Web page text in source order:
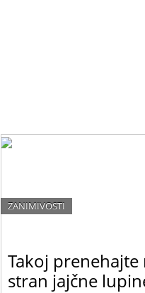
Takoj prenehajte
stran jajčne
ZANIMIVOSTI